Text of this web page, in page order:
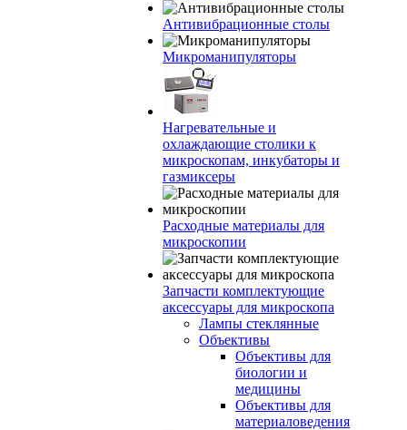
Антивибрационные столы
Микроманипуляторы
Нагревательные и
охлаждающие столики к
микроскопам, инкубаторы и
газмиксеры
Расходные материалы для
микроскопии
Запчасти комплектующие
аксессуары для микроскопа
Лампы стеклянные
Объективы
Объективы для
биологии и
медицины
Объективы для
материаловедения